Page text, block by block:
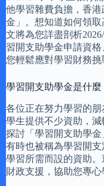
他學習雜費負擔，香
金」。想知道如何領取
文將為您詳盡剖析
習開支助學金申請資
您輕鬆應對學習財務挑
學習開支助學金是什
各位正在努力學習的
學生提供不少資助，
探討「學習開支助學金
有時也被稱為學習開
學習所需而設的資助
財政支援，協助您專心